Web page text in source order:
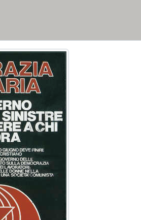
en Afrique du Sud
: Fête populaire familiale
des forces de libération
des jeunes
Unis, indépendance, pour qui ?
merci
contre la hausse des impôts
des impérialistes à Playa Giron
latine afflue un torrent
Havane
Havane
la Havane